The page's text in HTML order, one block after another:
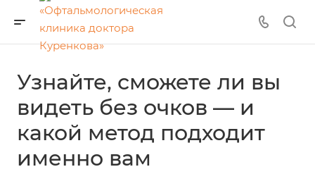
Узнайте, сможете ли вы
видеть без очков — и
какой метод подходит
именно вам